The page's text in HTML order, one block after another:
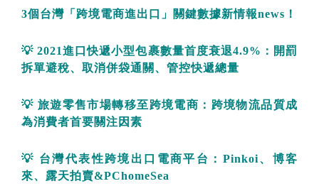
3個台灣「跨境電商進出口」關鍵數據新情報news ！
💡2021進口快遞小型包裹數量首度衰退4.9% ：開罰
拆單避稅、取消併袋通關、管控快遞總量
💡 旅遊零售市場轉移至跨境電商：跨境物流品質成
為消費者首要關注因素
💡 台灣代表性跨境出口電商平台： Pinkoi、博客
來、露天拍賣&PChomeSea